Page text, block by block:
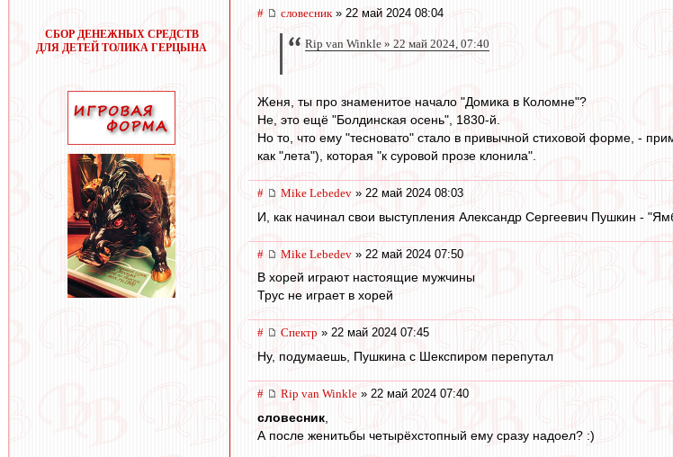
СБОР ДЕНЕЖНЫХ СРЕДСТВ
ДЛЯ ДЕТЕЙ ТОЛИКА ГЕРЦЫНА
# словесник » 22 май 2024 08:04
Rip van Winkle » 22 май 2024, 07:40
Женя, ты про знаменитое начало "Домика в Коломне"?
Не, это ещё "Болдинская осень", 1830-й.
Но то, что ему "тесновато" стало в привычной стиховой форме, -
как "лета"), которая "к суровой прозе клонила".
# Mike Lebedev » 22 май 2024 08:03
И, как начинал свои выступления Александр Сергеевич Пушкин -
# Mike Lebedev » 22 май 2024 07:50
В хорей играют настоящие мужчины
Трус не играет в хорей
# Спектр » 22 май 2024 07:45
Ну, подумаешь, Пушкина с Шекспиром перепутал
# Rip van Winkle » 22 май 2024 07:40
словесник
А после женитьбы четырёхстопный ему сразу надоел? :)